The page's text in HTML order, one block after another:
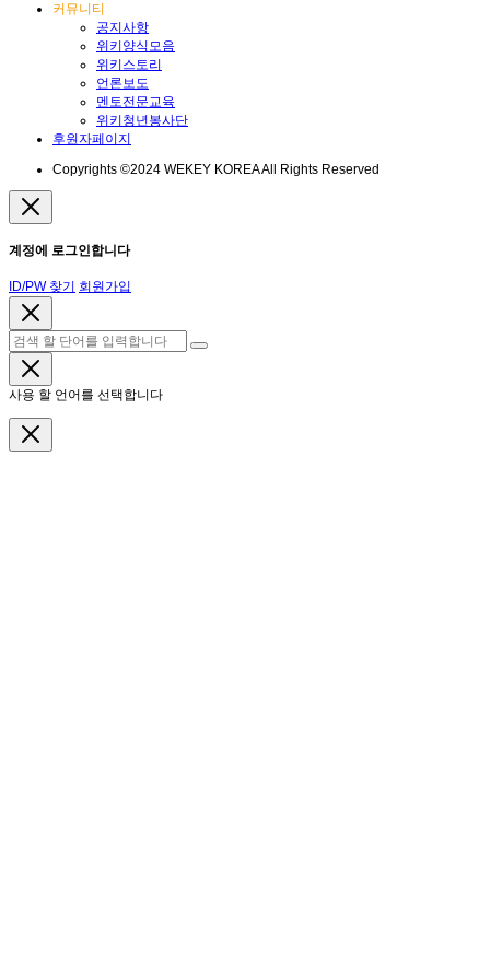
커뮤니티
공지사항
위키양식모음
위키스토리
언론보도
멘토전문교육
위키청년봉사단
후원자페이지
Copyrights ©2024 WEKEY KOREA All Rights Reserved
계정에 로그인합니다
ID/PW 찾기 회원가입
사용 할 언어를 선택합니다